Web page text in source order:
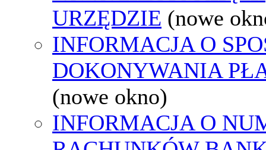
URZĘDZIE (nowe
INFORMACJA O
DOKONYWANIA
(nowe okno)
INFORMACJA O